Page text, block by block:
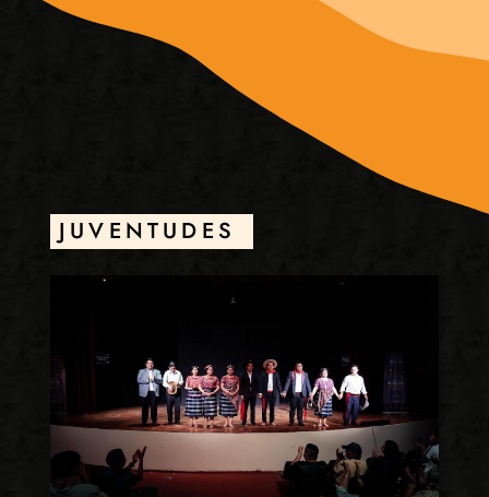
JUVENTUDES